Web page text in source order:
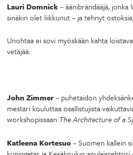
Lauri Domnick– äänibrändääjä, jonka
sinäkin olet liikkunut – ja tehnyt ostoksia
Unohtaa ei sovi myöskään kahta
vetäjää:
John Zimmer– puhetaidon
mestari kouluttaa osallistujista
workshopissaan The Architecture of a
Katleena Kortesuo– Suomen kallein